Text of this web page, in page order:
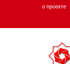
о проекте